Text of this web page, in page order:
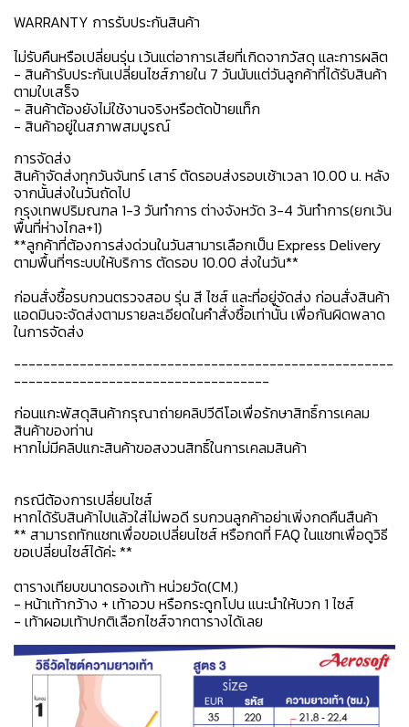
WARRANTY การรับประกันสินค้า
ไม่รับคืนหรือเปลี่ยนรุ่น เว้นแต่อาการเสียที่เกิดจากวัสดุ และการผลิต
- สินค้ารับประกันเปลี่ยนไซส์ภายใน 7 วันนับแต่วันลูกค้าที่ได้รับสินค้า
ตามใบเสร็จ
- สินค้าต้องยังไม่ใช้งานจริงหรือตัดป้ายแท็ก
- สินค้าอยู่ในสภาพสมบูรณ์
การจัดส่ง
สินค้าจัดส่งทุกวันจันทร์ เสาร์ ตัดรอบส่งรอบเช้าเวลา 10.00 น. หลัง
จากนั้นส่งในวันถัดไป
กรุงเทพปริมณฑล 1-3 วันทำการ ต่างจังหวัด 3-4 วันทำการ(ยกเว้น
พื้นที่ห่างไกล+1)
**ลูกค้าที่ต้องการส่งด่วนในวันสามารเลือกเป็น Express Delivery
ตามพื้นที่ๆระบบให้บริการ ตัดรอบ 10.00 ส่งในวัน**
ก่อนสั่งซื้อรบกวนตรวจสอบ รุ่น สี ไซส์ และที่อยู่จัดส่ง ก่อนสั่งสินค้า
แอดมินจะจัดส่งตามรายละเอียดในคำสั่งซื้อเท่านั้น เพื่อกันผิดพลาด
ในการจัดส่ง
----------------------------------------------------
-----------------------------------
ก่อนแกะพัสดุสินค้ากรุณาถ่ายคลิปวีดีโอเพื่อรักษาสิทธิ์การเคลม
สินค้าของท่าน
หากไม่มีคลิปแกะสินค้าขอสงวนสิทธิ์ในการเคลมสินค้า
กรณีต้องการเปลี่ยนไซส์
หากได้รับสินค้าไปแล้วใส่ไม่พอดี รบกวนลูกค้าอย่าเพิ่งกดคืนสืนค้า
** สามารถทักแชทเพื่อขอเปลี่ยนไซส์ หรือกดที่ FAQ ในแชทเพื่อดูวิธี
ขอเปลี่ยนไซส์ได้ค่ะ **
ตารางเทียบขนาดรองเท้า หน่วยวัด(CM.)
- หน้าเท้ากว้าง + เท้าอวบ หรือกระดูกโปน แนะนำให้บวก 1 ไซส์
- เท้าผอมเท้าปกติเลือกไซส์จากตารางได้เลย